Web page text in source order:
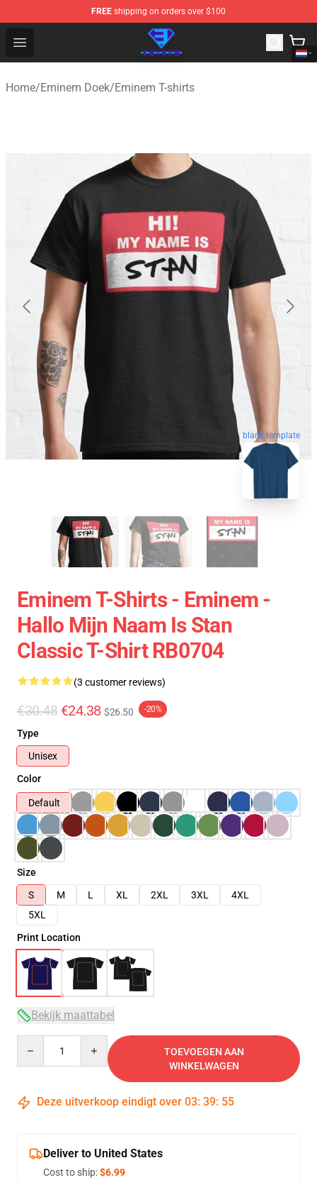
FREE shipping on orders over $100
Open menu
Eminem Store - Official Eminem Merchandise Shop
Home/Eminem Doek/Eminem T-shirts
blank template
Eminem T-Shirts - Eminem -
Hallo Mijn Naam Is Stan
Classic T-Shirt RB0704
(3 customer reviews)
€30.48 €24.38 $26.50 -20%
Type
Unisex
Color
Default
Size
S
M L XL 2XL 3XL
4XL
5XL
Print Location
Bekijk maattabel
TOEVOEGEN AAN
WINKELWAGEN
Deze uitverkoop eindigt over 03: 39: 54
Deliver to United States
Cost to ship:$6.99